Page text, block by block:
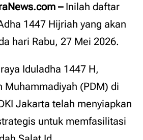
–Inilah daftar
1447 Hijriah yang akan
hari Rabu, 27 Mei 2026.
Iduladha 1447 H,
Muhammadiyah (PDM) di
Jakarta telah menyiapkan
untuk memfasilitasi